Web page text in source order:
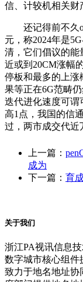
信、计较机相关财
还记得前不久
元，称2024年是
清，它们倡议的能
近或到20CM涨幅
停板和最多的上涨
果等正在6G范畴
迭代进化速度可谓
高1点，我国的信
过，两市成交代近
上一篇：
成为
下一篇： 育
关于我们
浙江PA视讯信息
数字城市核心组件
致力于地名地址协